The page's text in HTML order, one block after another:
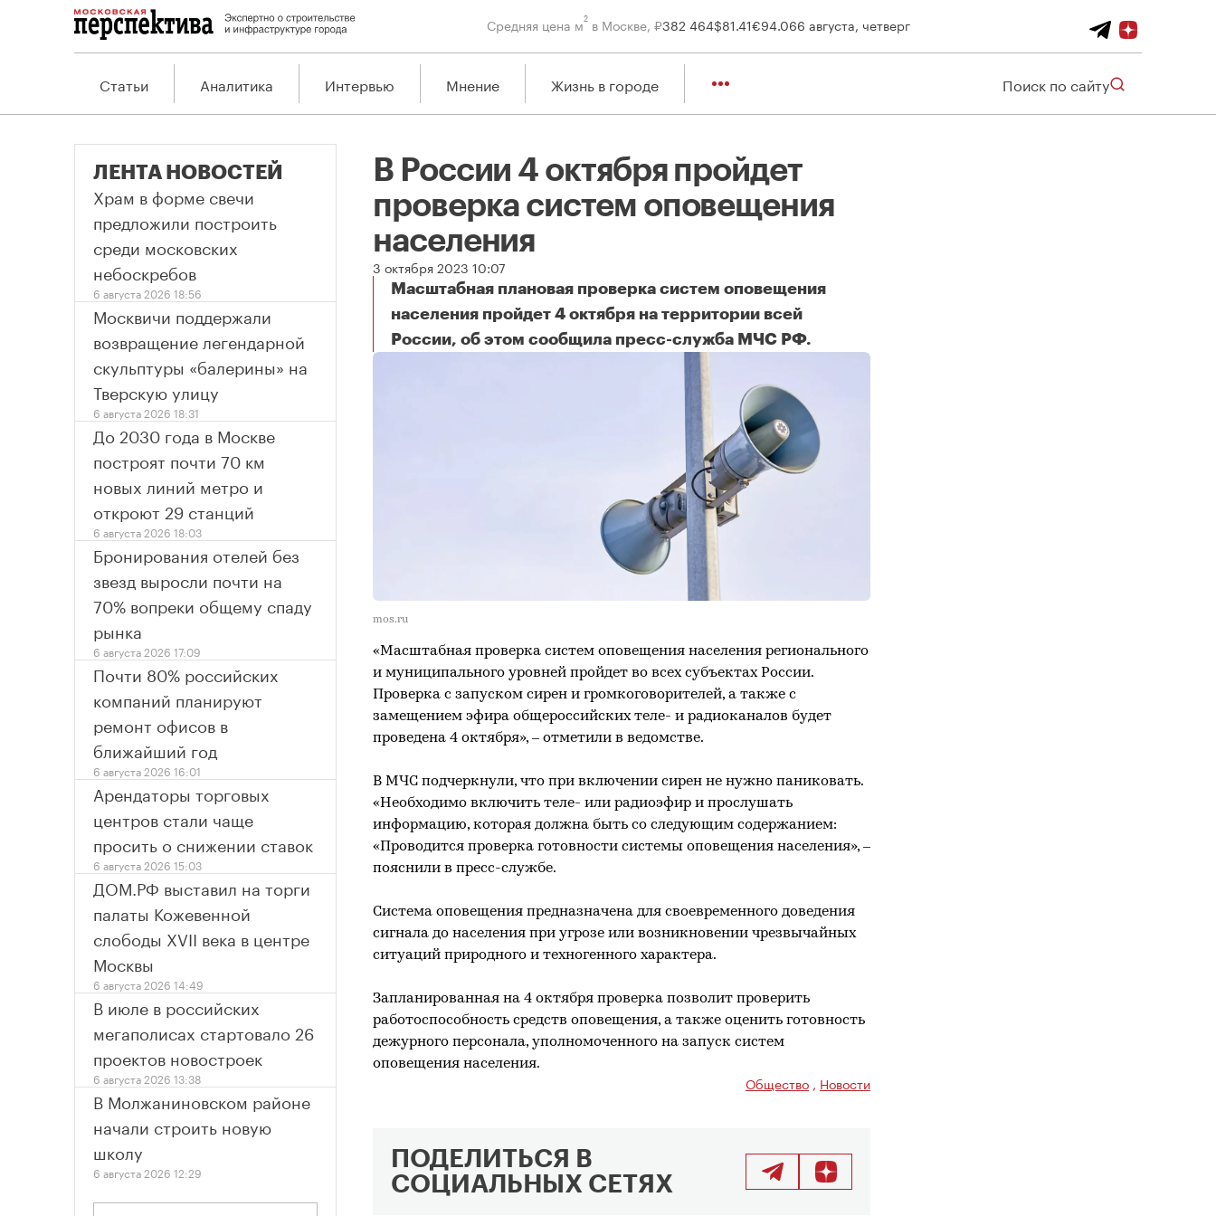
Средняя цена м2 в Москве, ₽382 464$81.41€94.066 августа, четверг
Статьи Аналитика Интервью Мнение Жизнь в городе Поиск по сайту
В России 4 октября пройдет
проверка систем оповещения
населения
3 октября 2023 10:07
Масштабная плановая проверка систем оповещения
населения пройдет 4 октября на территории всей
России, об этом сообщила пресс-служба МЧС РФ.
В России 4 октября пройдет проверка систем оповещения населения
mos.ru
«Масштабная проверка систем оповещения населения регионального
и муниципального уровней пройдет во всех субъектах России.
Проверка с запуском сирен и громкоговорителей, а также с
замещением эфира общероссийских теле- и радиоканалов будет
проведена 4 октября», – отметили в ведомстве.
В МЧС подчеркнули, что при включении сирен не нужно паниковать.
«Необходимо включить теле- или радиоэфир и прослушать
информацию, которая должна быть со следующим содержанием:
«Проводится проверка готовности системы оповещения населения», –
пояснили в пресс-службе.
Система оповещения предназначена для своевременного доведения
сигнала до населения при угрозе или возникновении чрезвычайных
ситуаций природного и техногенного характера.
Запланированная на 4 октября проверка позволит проверить
работоспособность средств оповещения, а также оценить готовность
дежурного персонала, уполномоченного на запуск систем
оповещения населения.
Общество , Новости
ПОДЕЛИТЬСЯ В
СОЦИАЛЬНЫХ СЕТЯХ
ЛЕНТА НОВОСТЕЙ
Храм в форме свечи
предложили построить
среди московских
небоскребов
6 августа 2026 18:56
Москвичи поддержали
возвращение легендарной
скульптуры «балерины» на
Тверскую улицу
6 августа 2026 18:31
До 2030 года в Москве
построят почти 70 км
новых линий метро и
откроют 29 станций
6 августа 2026 18:03
Бронирования отелей без
звезд выросли почти на
70% вопреки общему спаду
рынка
6 августа 2026 17:09
Почти 80% российских
компаний планируют
ремонт офисов в
ближайший год
6 августа 2026 16:01
Арендаторы торговых
центров стали чаще
просить о снижении ставок
6 августа 2026 15:03
ДОМ.РФ выставил на торги
палаты Кожевенной
слободы XVII века в центре
Москвы
6 августа 2026 14:49
В июле в российских
мегаполисах стартовало 26
проектов новостроек
6 августа 2026 13:38
В Молжаниновском районе
начали строить новую
школу
6 августа 2026 12:29